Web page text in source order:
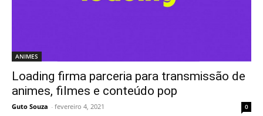
ANIMES
Loading firma parceria para transmissão de
animes, filmes e conteúdo pop
Guto Souza - fevereiro 4, 2021 0